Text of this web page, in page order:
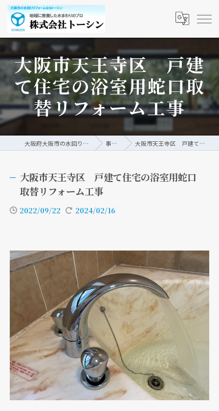
大阪市天王寺区 戸建
て住宅の浴室用蛇口取
替リフォーム工事
大阪府大阪市の水回りリフォームなら株式会社トーシン 事例/ブログ 大阪市天王寺区 戸建て住宅の浴室用蛇口取替リフォーム工事
大阪市天王寺区 戸建て住宅の浴室用蛇口
取替リフォーム工事
2022/09/22 2024/02/16